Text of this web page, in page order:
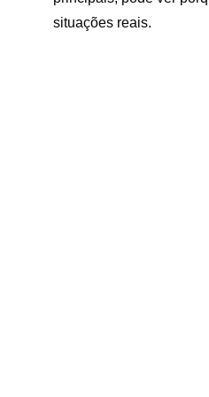
situações reais.